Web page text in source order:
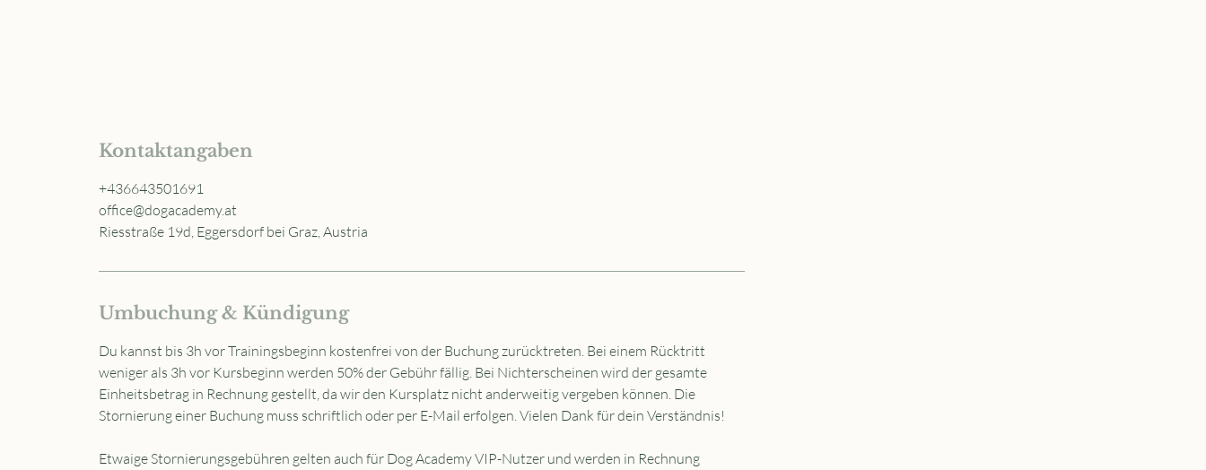
Kontaktangaben
+436643501691
office@dogacademy.at
Riesstraße 19d, Eggersdorf bei Graz, Austria
Umbuchung & Kündigung
Du kannst bis 3h vor Trainingsbeginn kostenfrei von der Buchung zurücktreten. Bei einem Rücktritt
weniger als 3h vor Kursbeginn werden 50% der Gebühr fällig. Bei Nichterscheinen wird der gesamte
Einheitsbetrag in Rechnung gestellt, da wir den Kursplatz nicht anderweitig vergeben können. Die
Stornierung einer Buchung muss schriftlich oder per E-Mail erfolgen. Vielen Dank für dein Verständnis!
Etwaige Stornierungsgebühren gelten auch für Dog Academy VIP-Nutzer und werden in Rechnung